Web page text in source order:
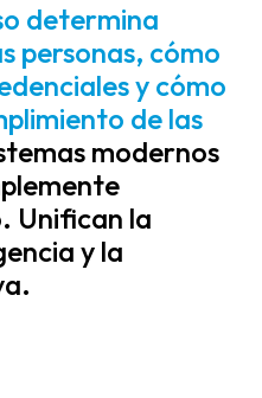
determina
personas, cómo
y cómo
de las
modernos
Unifican la
y la